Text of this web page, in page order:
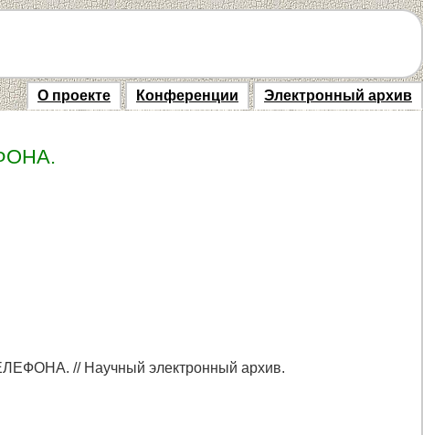
О проекте Конференции Электронный архив
// Научный электронный архив.